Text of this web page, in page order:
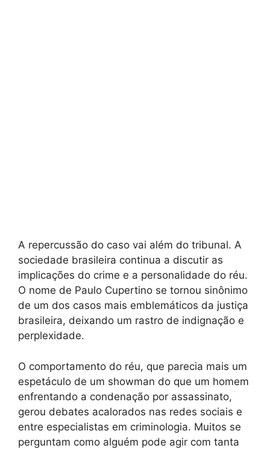
A repercussão do caso vai além do tribunal. A
sociedade brasileira continua a discutir as
implicações do crime e a personalidade do réu.
O nome de Paulo Cupertino se tornou sinônimo
de um dos casos mais emblemáticos da justiça
brasileira, deixando um rastro de indignação e
perplexidade.
O comportamento do réu, que parecia mais um
espetáculo de um showman do que um homem
enfrentando a condenação por assassinato,
gerou debates acalorados nas redes sociais e
entre especialistas em criminologia. Muitos se
perguntam como alguém pode agir com tanta